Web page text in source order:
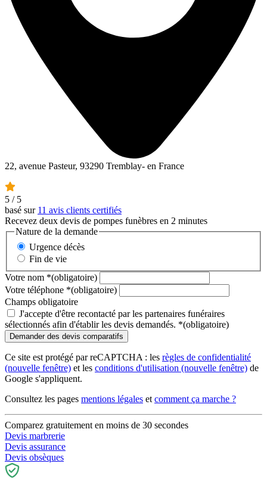
22, avenue Pasteur, 93290 Tremblay- en France
5 / 5
basé sur 11 avis clients certifiés
Recevez deux devis de pompes funèbres en 2 minutes
Nature de la demande
Urgence décès
Fin de vie
Votre nom *(obligatoire)
Votre téléphone *(obligatoire)
Champs obligatoire
J'accepte d'être recontacté par les partenaires funéraires
sélectionnés afin d'établir les devis demandés. *(obligatoire)
Ce site est protégé par reCAPTCHA : les règles de confidentialité
(nouvelle fenêtre) et les conditions d'utilisation (nouvelle fenêtre) de
Google s'appliquent.
Consultez les pages mentions légales et comment ça marche ?
Comparez gratuitement en moins de 30 secondes
Devis marbrerie
Devis assurance
Devis obsèques